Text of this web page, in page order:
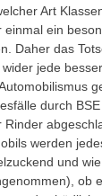
Art
einmal ein
Daher das
jede
durch
Rinder
werden
und
ob